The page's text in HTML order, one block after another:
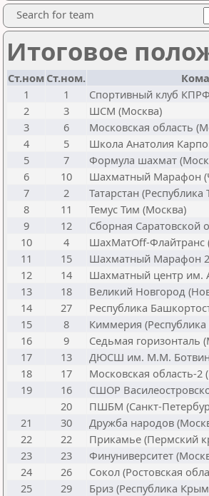
Search for team
Итоговое
Ст.ном Ст.ном.
1
1
Спортивный клуб
2
3
ШСМ (Москва)
3
6
Московская область
4
5
Школа Анатолия
5
7
Формула шахмат
6
10
Шахматный Марафон
7
2
Татарстан (Республика
8
11
Темус Тим (Москва)
9
12
Сборная Саратовской
10
4
ШахМатOff-Флайтранс
11
15
Шахматный Марафон 2
12
14
Шахматный центр им.
13
18
Великий Новгород
14
27
Республика
15
8
Киммерия
16
9
Седьмая горизонталь
17
13
ДЮСШ им. М.М.
18
17
Московская область-2
19
16
СШОР
20
ПШБМ (Санкт-
21
30
Дружба народов
22
22
Прикамье (Пермский
23
23
Финуниверситет
24
26
Сокол (Ростовская
25
29
Бриз (Республика